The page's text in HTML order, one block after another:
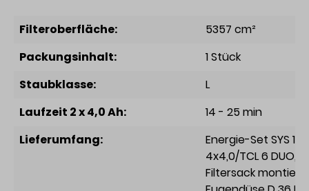
Filteroberfläche:
5357 cm²
Packungsinhalt:
1 Stück
Staubklasse:
L
Laufzeit 2 x 4,0 Ah:
14 - 25 min
Lieferumfang:
Energie-Set SYS 18V
4x4,0/TCL 6 DUO,
Filtersack montiert